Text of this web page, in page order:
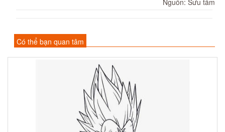
Nguồn: Sưu tầm
Có thể bạn quan tâm